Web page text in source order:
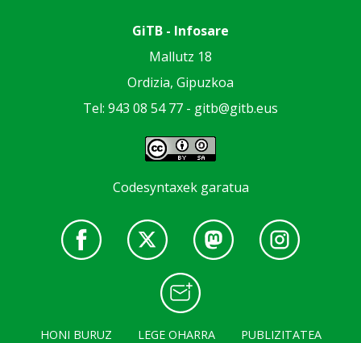
GiTB - Infosare
Mallutz 18
Ordizia, Gipuzkoa
Tel: 943 08 54 77 - gitb@gitb.eus
Codesyntaxek garatua
HONI BURUZ LEGE OHARRA
PUBLIZITATEA